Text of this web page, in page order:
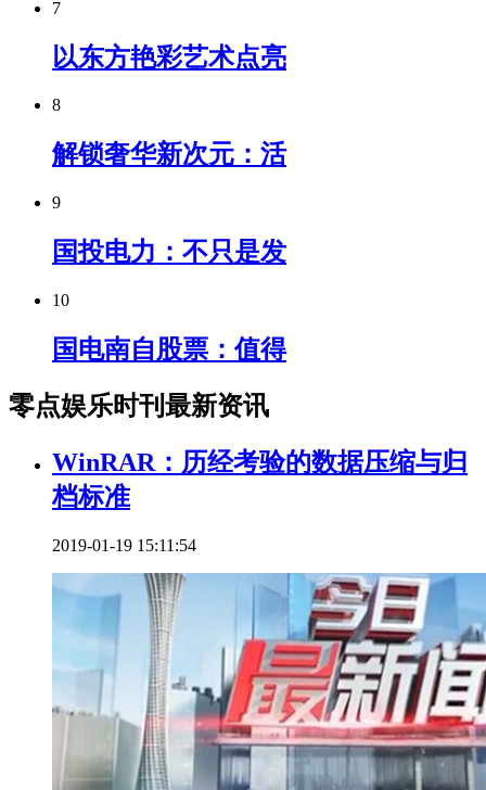
7
以东方艳彩艺术点亮
8
解锁奢华新次元：活
9
国投电力：不只是发
10
国电南自股票：值得
零点娱乐时刊最新资讯
WinRAR：历经考验的数据压缩与归
档标准
2019-01-19 15:11:54